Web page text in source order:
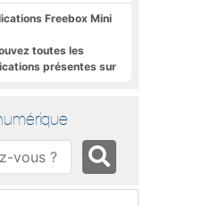
Freebox Mini
toutes les
présentes sur